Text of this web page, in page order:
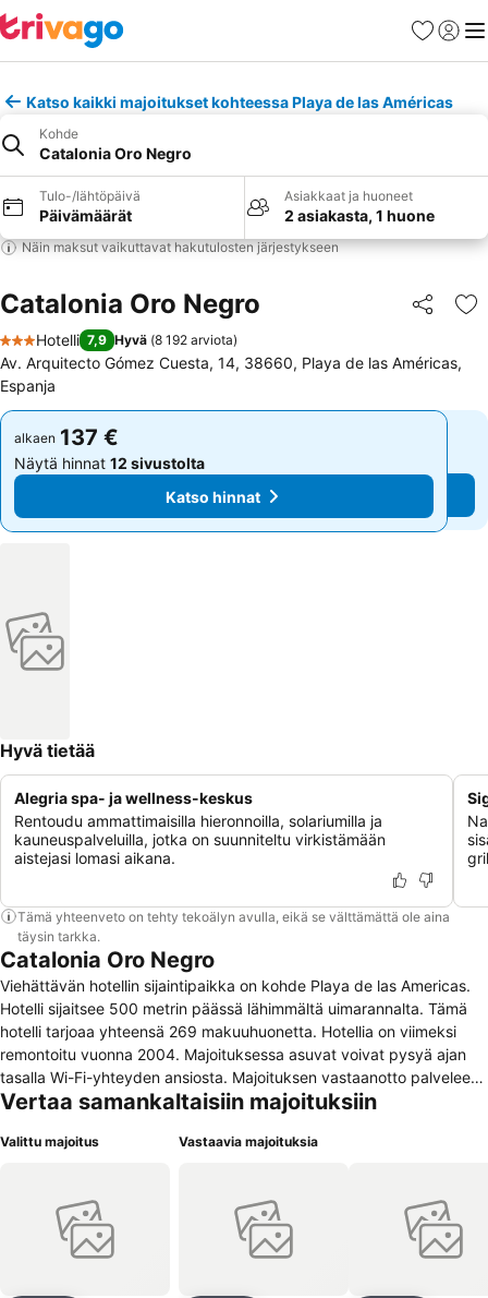
Suosikit
Katso kaikki majoitukset kohteessa Playa de las Américas
Kohde
Catalonia Oro Negro
Tulo-/lähtöpäivä
Päivämäärät
Asiakkaat ja huoneet
2 asiakasta, 1 huone
Näin maksut vaikuttavat hakutulosten järjestykseen
Catalonia Oro Negro Jaa
3 Tähtiluokitus
Hotelli 7,9 Hyvä (8 192 arviota)
Av. Arquitecto Gómez Cuesta, 14, 38660, Playa de las Américas,
Espanja
alkaen 137 €
Näytä hinnat 12 sivustolta
Katso hinnat
alkaen 137 €
Näytä hinnat 12 sivustolta
Katso hinnat
Hyvä tietää
Alegria spa- ja wellness-keskus
Rentoudu ammattimaisilla hieronnoilla, solariumilla ja
kauneuspalveluilla, jotka on suunniteltu virkistämään
aistejasi lomasi aikana.
Tämä yhteenveto on tehty tekoälyn avulla, eikä se välttämättä ole aina
täysin tarkka.
Catalonia Oro Negro
Viehättävän hotellin sijaintipaikka on kohde Playa de las Americas.
Hotelli sijaitsee 500 metrin päässä lähimmältä uimarannalta. Tämä
hotelli tarjoaa yhteensä 269 makuuhuonetta. Hotellia on viimeksi
remontoitu vuonna 2004. Majoituksessa asuvat voivat pysyä ajan
tasalla Wi-Fi-yhteyden ansiosta. Majoituksen vastaanotto palvelee
ympäri vuorokauden, jotta vieraiden tarpeisiin voidaan vastata mihin
mahdollista saada vauvasänkyä pikkulapsille mihinkään
lemmikkivieraita. Vieraat voivat nauttia majoituksen viihdetarjonnan
vaihtoehdoista. Joistain palveluista saatetaan periä lisämaksu.
Vertaa samankaltaisiin majoituksiin
Valittu majoitus Vastaavia majoituksia